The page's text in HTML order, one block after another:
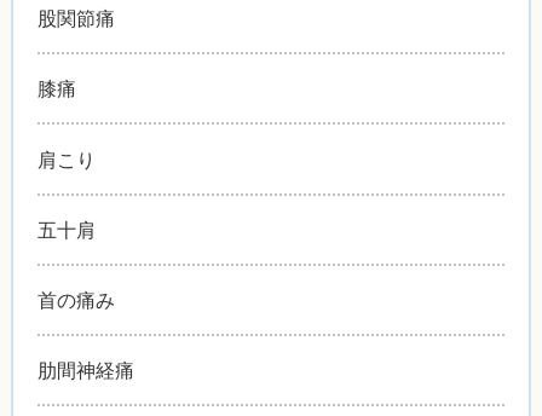
股関節痛
膝痛
肩こり
五十肩
首の痛み
肋間神経痛